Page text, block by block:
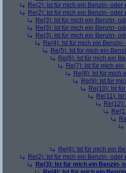
Re(2): Ist für mich ein Benzin-
Re(2): Ist für mich ein Benzin-
Re(3): Ist für mich ein Benzin-
Re(3): Ist für mich ein Benzin-
Re(3): Ist für mich ein Benzin-
Re(4): Ist für mich ein
Re(5): Ist für mich ein
Re(6): Ist für mich ein
Re(7): Ist für mich
Re(8): Ist für mich
Re(9): Ist für
Re(10): Ist
Re(11):
Re(6): Ist für mich ein
Re(2): Ist für mich ein Benzin-
Re(3): Ist für mich ein Benzin-